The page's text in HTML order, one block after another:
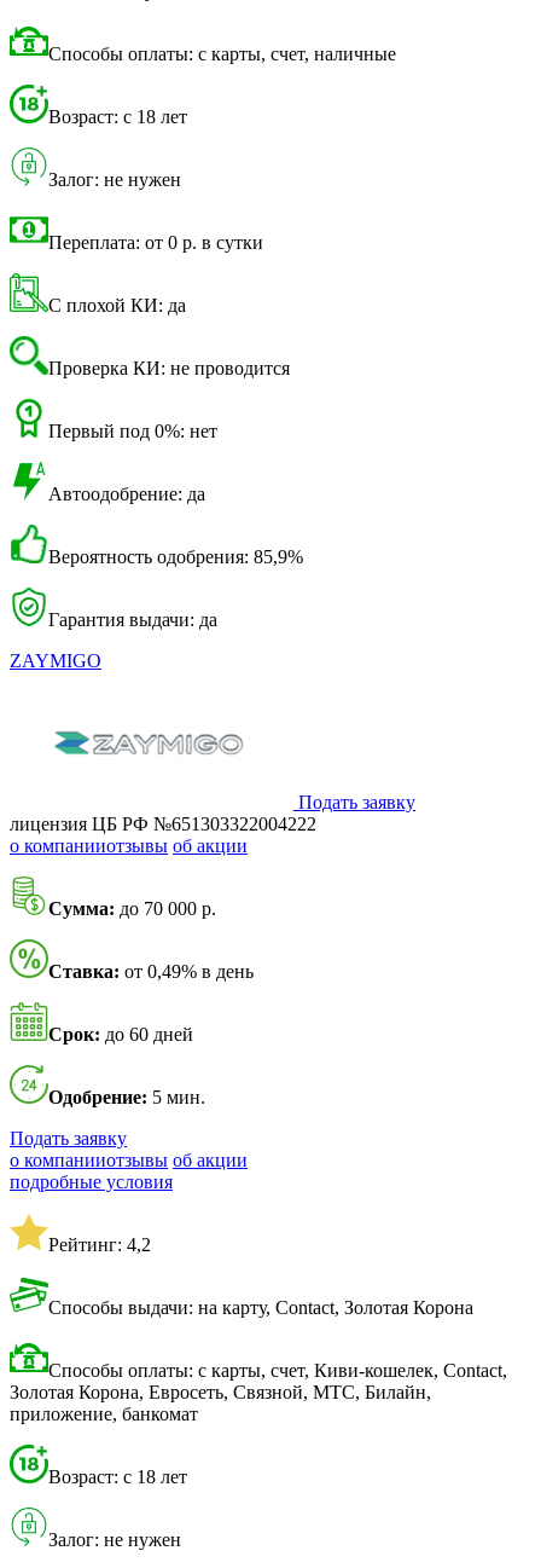
Способы оплаты: с карты, счет, наличные
Возраст: с 18 лет
Залог: не нужен
Переплата: от 0 р. в сутки
С плохой КИ: да
Проверка КИ: не проводится
Первый под 0%: нет
Автоодобрение: да
Вероятность одобрения: 85,9%
Гарантия выдачи: да
ZAYMIGO
Подать заявку
лицензия ЦБ РФ №651303322004222
о компанииотзывы об акции
Сумма: до 70 000 р.
Ставка: от 0,49% в день
Срок: до 60 дней
Одобрение: 5 мин.
Подать заявку
о компанииотзывы об акции
подробные условия
Рейтинг: 4,2
Способы выдачи: на карту, Contact, Золотая Корона
Способы оплаты: с карты, счет, Киви-кошелек, Contact,
Золотая Корона, Евросеть, Связной, МТС, Билайн,
приложение, банкомат
Возраст: с 18 лет
Залог: не нужен